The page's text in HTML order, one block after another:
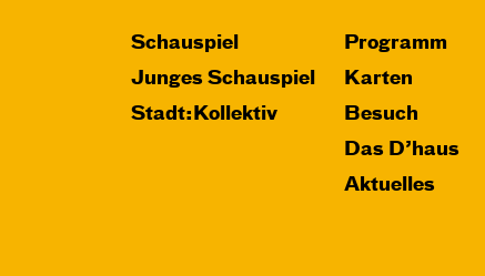
Schauspiel
Junges Schauspiel
Stadt:Kollektiv
Programm
Karten
Besuch
Das D’haus
Aktuelles